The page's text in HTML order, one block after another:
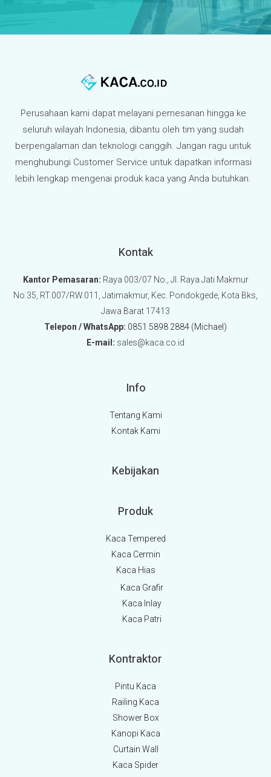
Perusahaan kami dapat melayani pemesanan hingga ke
seluruh wilayah Indonesia, dibantu oleh tim yang sudah
berpengalaman dan teknologi canggih. Jangan ragu untuk
menghubungi Customer Service untuk dapatkan informasi
lebih lengkap mengenai produk kaca yang Anda butuhkan.
Kontak
Kantor Pemasaran: Raya 003/07 No., Jl. Raya Jati Makmur
No.35, RT.007/RW.011, Jatimakmur, Kec. Pondokgede, Kota Bks,
Jawa Barat 17413
Telepon / WhatsApp: 0851 5898 2884 (Michael)
E-mail: sales@kaca.co.id
Info
Tentang Kami
Kontak Kami
Kebijakan
Produk
Kaca Tempered
Kaca Cermin
Kaca Hias
Kaca Grafir
Kaca Inlay
Kaca Patri
Kontraktor
Pintu Kaca
Railing Kaca
Shower Box
Kanopi Kaca
Curtain Wall
Kaca Spider